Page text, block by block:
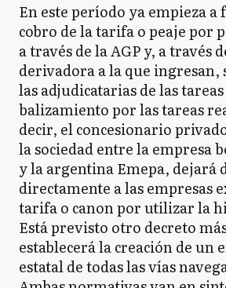
En este período ya empieza
cobro de la tarifa o peaje por
a través de la AGP y, a través
derivadora a la que ingresan,
las adjudicatarias de las
balizamiento por las tareas
decir, el concesionario
la sociedad entre la empresa
y la argentina Emepa, dejará
directamente a las empresas
tarifa o canon por utilizar la
Está previsto otro decreto
establecerá la creación de un
estatal de todas las vías